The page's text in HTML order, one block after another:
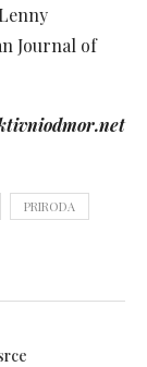
Journal of
PRIRODA